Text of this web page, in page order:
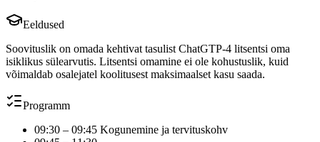
Eeldused
Soovituslik on omada kehtivat tasulist ChatGTP-4 litsentsi oma
isiklikus sülearvutis. Litsentsi omamine ei ole kohustuslik, kuid
võimaldab osalejatel koolitusest maksimaalset kasu saada.
Programm
09:30 – 09:45 Kogunemine ja tervituskohv